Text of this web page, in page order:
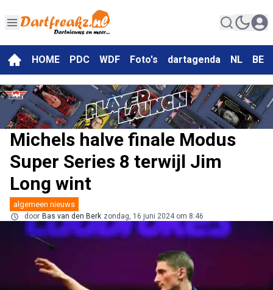
HOME PDC WDF Foto's dartagenda NL BE
Michels halve finale Modus
Super Series 8 terwijl Jim
Long wint
algemeen nieuws
door Bas van den Berk zondag, 16 juni 2024 om 8:46